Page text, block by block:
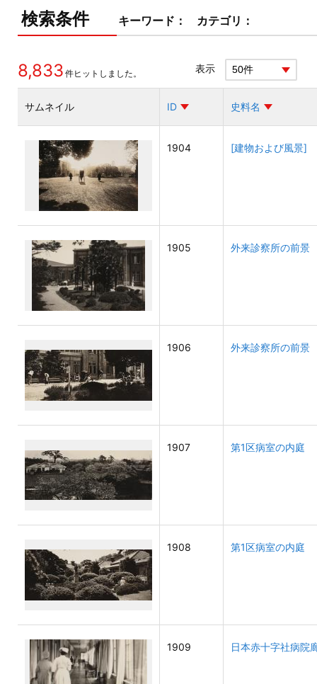
検索条件 キーワード： カテゴリ：
8,833 件ヒットしました。 表示
サムネイル ID 史料名
1904 [建物および風景]
1905 外来診察所の前
1906 外来診察所の前
1907 第1区病室の内庭
1908 第1区病室の内庭
1909 日本赤十字社病院